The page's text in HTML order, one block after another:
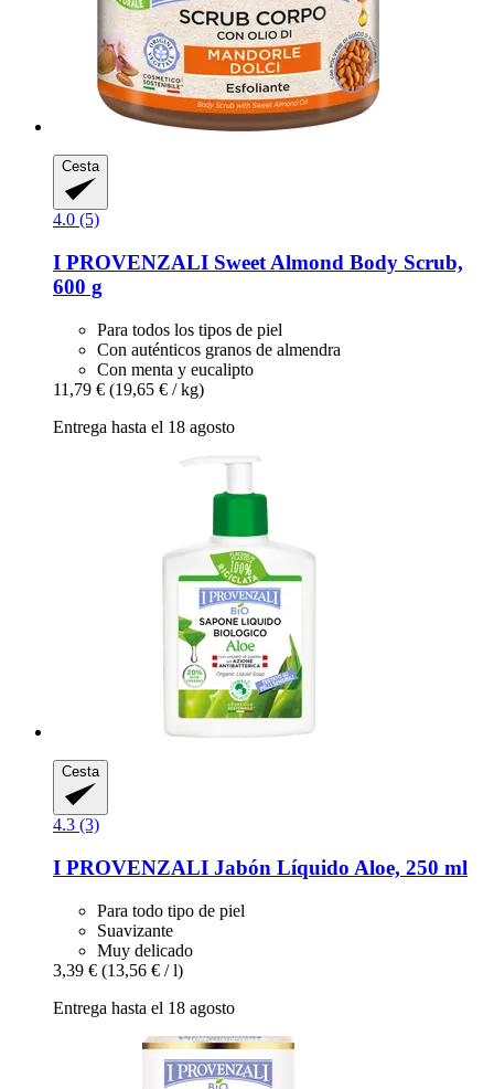
Cesta
4.0 (5)
I PROVENZALI Sweet Almond Body Scrub,
600 g
Para todos los tipos de piel
Con auténticos granos de almendra
Con menta y eucalipto
11,79 € (19,65 € / kg)
Entrega hasta el 18 agosto
Cesta
4.3 (3)
I PROVENZALI Jabón Líquido Aloe, 250 ml
Para todo tipo de piel
Suavizante
Muy delicado
3,39 € (13,56 € / l)
Entrega hasta el 18 agosto